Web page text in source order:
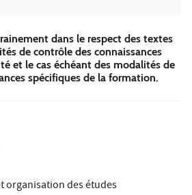
dans le respect des textes
de contrôle des connaissances
et le cas échéant des modalités de
spécifiques de la formation.
organisation des études